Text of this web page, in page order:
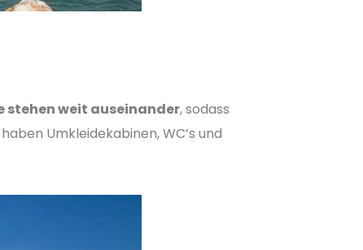
stehen weit auseinander, sodass
Umkleidekabinen, WC’s und